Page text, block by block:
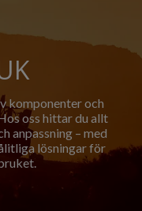
komponenter och
oss hittar du allt
anpassning – med
lösningar för